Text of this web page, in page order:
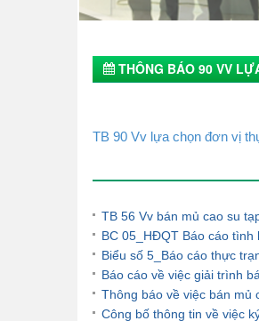
THÔNG BÁO 90 VV
TB 90 Vv lựa chọn đơn vị
TB 56 Vv bán mủ cao su
BC 05_HĐQT Báo cáo tình
Biểu số 5_Báo cáo thực
Báo cáo về việc giải trình
Thông báo về việc bán mủ
Công bố thông tin về việc